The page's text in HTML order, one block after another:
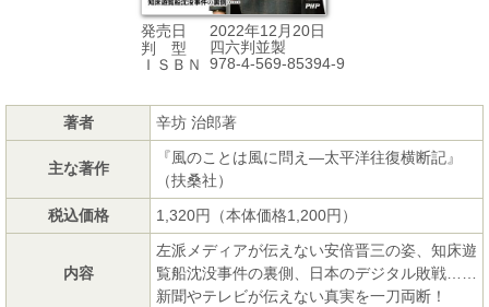
発売日
2022年12月20日
判 型
四六判並製
ＩＳＢＮ
978-4-569-85394-9
著者 辛坊 治郎著
主な著作
『風のことは風に問え―太平洋往復横断記』
（扶桑社）
税込価格
1,320円（本体価格1,200円）
内容
左派メディアが伝えない安倍晋三の姿、知床遊
覧船沈没事件の裏側、日本のデジタル敗戦……
新聞やテレビが伝えない真実を一刀両断！